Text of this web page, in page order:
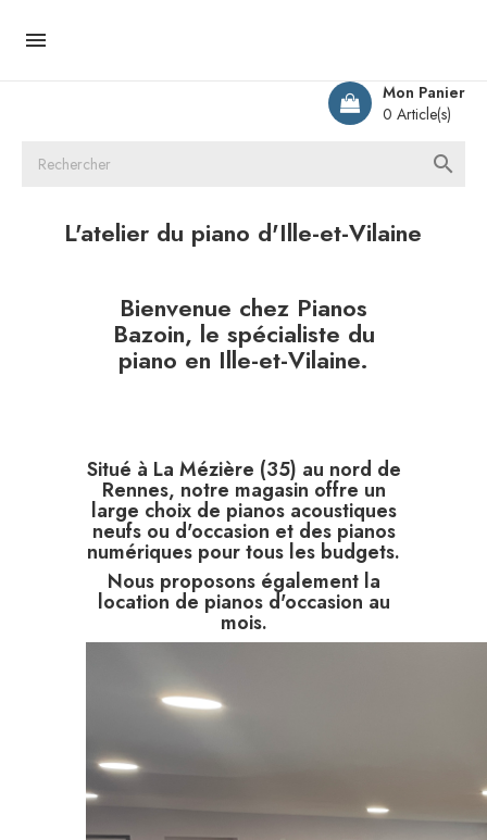

Mon Panier
0 Article(s)

L'atelier du piano d'Ille-et-Vilaine
Bienvenue chez Pianos
Bazoin, le spécialiste du
piano en Ille-et-Vilaine.
Situé à La Mézière (35) au nord de
Rennes, notre magasin offre un
large choix de pianos acoustiques
neufsou d'occasion et des pianos
numériques pour tous les budgets.
Nous proposons également la
location de pianosd'occasion au
mois.